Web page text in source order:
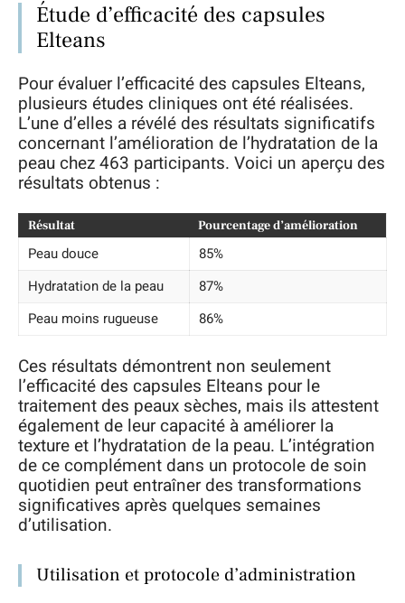
Étude d’efficacité des capsules
Elteans
Pour évaluer l’efficacité des capsules Elteans,
plusieurs études cliniques ont été réalisées.
L’une d’elles a révélé des résultats significatifs
concernant l’amélioration de l’hydratation de la
peau chez 463 participants. Voici un aperçu des
résultats obtenus :
Résultat Pourcentage d’amélioration
Peau douce
85%
Hydratation de la peau
87%
Peau moins rugueuse
86%
Ces résultats démontrent non seulement
l’efficacité des capsules Elteans pour le
traitement des peaux sèches, mais ils attestent
également de leur capacité à améliorer la
texture et l’hydratation de la peau. L’intégration
de ce complément dans un protocole de soin
quotidien peut entraîner des transformations
significatives après quelques semaines
d’utilisation.
Utilisation et protocole d’administration